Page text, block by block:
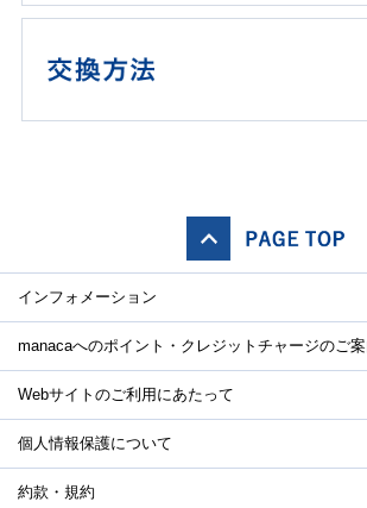
インフォメーション
manacaへのポイント・クレジットチャージのご
Webサイトのご利用にあたって
個人情報保護について
約款・規約